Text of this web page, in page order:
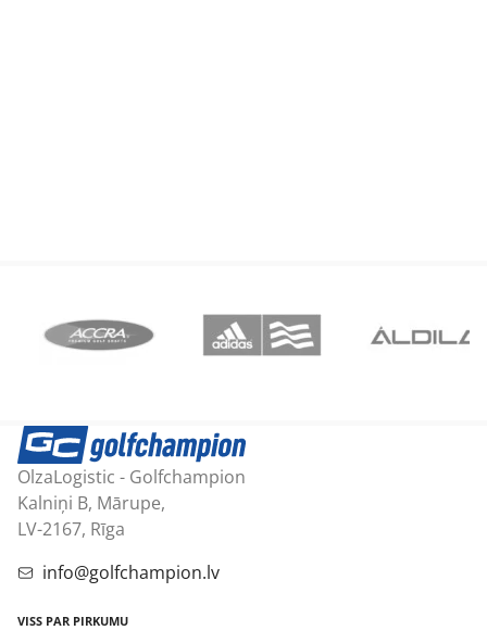
OlzaLogistic - Golfchampion
Kalniņi B, Mārupe,
LV-2167, Rīga
info@golfchampion.lv
VISS PAR PIRKUMU